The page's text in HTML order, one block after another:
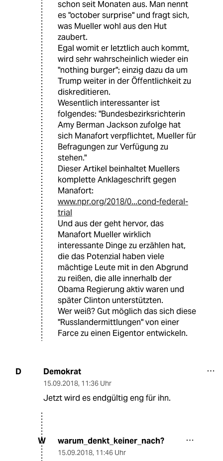
schon seit Monaten aus. Man nennt
es "october surprise" und fragt sich,
was Mueller wohl aus den Hut
zaubert.
Egal womit er letztlich auch kommt,
wird sehr wahrscheinlich wieder ein
"nothing burger"; einzig dazu da um
Trump weiter in der Öffentlichkeit zu
diskreditieren.
Wesentlich interessanter ist
folgendes: "Bundesbezirksrichterin
Amy Berman Jackson zufolge hat
sich Manafort verpflichtet, Mueller für
Befragungen zur Verfügung zu
stehen."
Dieser Artikel beinhaltet Muellers
komplette Anklageschrift gegen
Manafort:
www.npr.org/2018/0...cond-federal-
trial
Und aus der geht hervor, das
Manafort Mueller wirklich
interessante Dinge zu erzählen hat,
die das Potenzial haben viele
mächtige Leute mit in den Abgrund
zu reißen, die alle innerhalb der
Obama Regierung aktiv waren und
später Clinton unterstützten.
Wer weiß? Gut möglich das sich diese
"Russlandermittlungen" von einer
Farce zu einen Eigentor entwickeln.
D Demokrat
15.09.2018, 11:36 Uhr
Jetzt wird es endgültig eng für ihn.
W warum_denkt_keiner_nach?
15.09.2018, 11:46 Uhr